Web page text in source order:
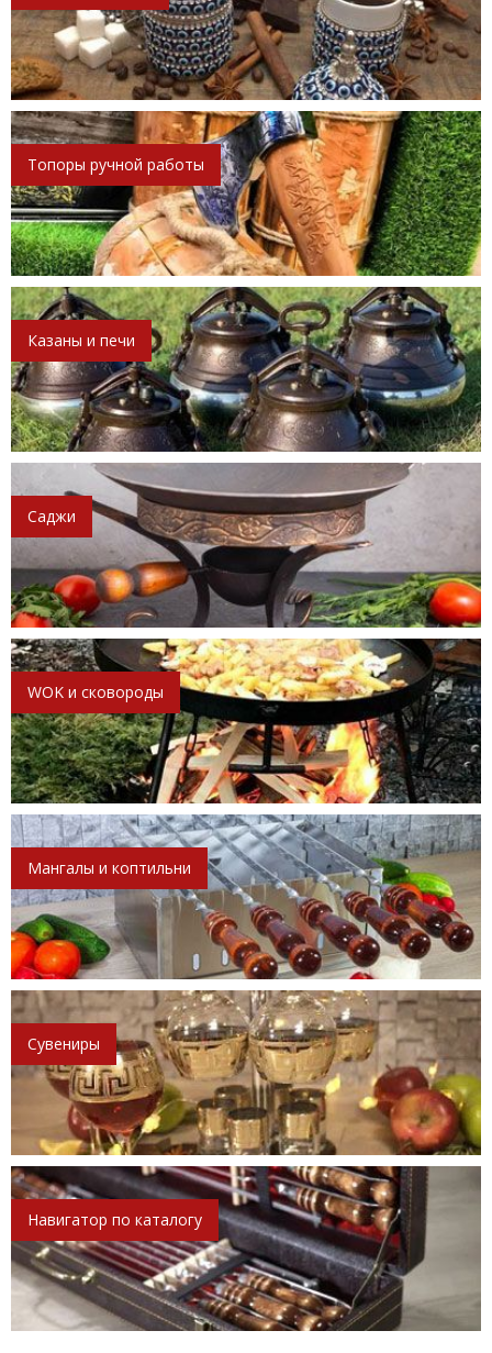
Топоры ручной работы
Казаны и печи
Саджи
WOK и сковороды
Мангалы и коптильни
Сувениры
Навигатор по каталогу